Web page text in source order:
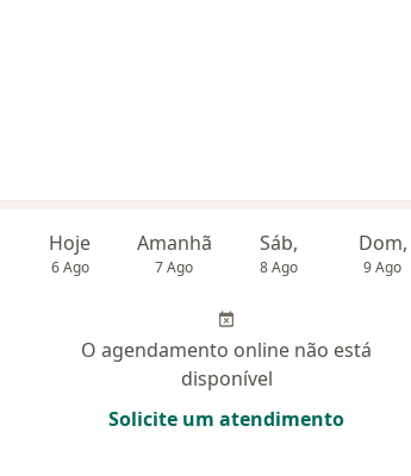
Hoje
6 Ago
Amanhã
7 Ago
Sáb,
8 Ago
Dom,
9 Ago
O agendamento online não está
disponível
Solicite um atendimento